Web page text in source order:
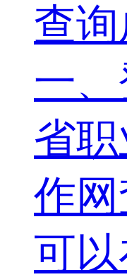
查询
一
省
作
可